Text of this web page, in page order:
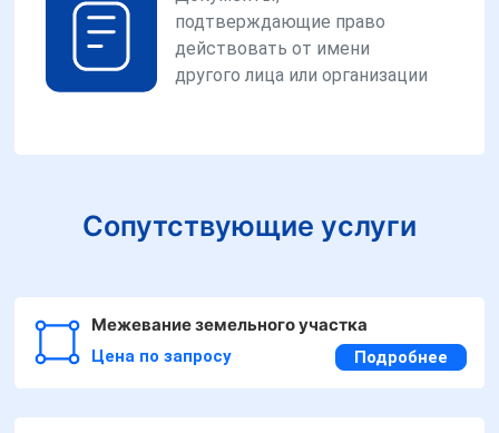
подтверждающие право
действовать от имени
другого лица или организации
Сопутствующие услуги
Межевание земельного участка
Цена по запросу Подробнее